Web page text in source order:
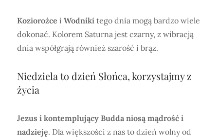
Koziorożce i Wodniki tego dnia mogą bardzo wiele
dokonać. Kolorem Saturna jest czarny, z wibracją
dnia współgrają również szarość i brąz.
Niedziela to dzień Słońca, korzystajmy z
życia
Jezus i kontemplujący Budda niosą mądrość i
nadzieję. Dla większości z nas to dzień wolny od